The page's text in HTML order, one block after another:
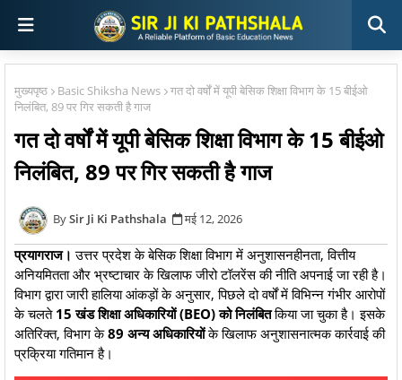
मुख्यपृष्ठ Basic Shiksha News
गत दो वर्षों में यूपी बेसिक शिक्षा विभाग के 15 बीईओ
निलंबित, 89 पर गिर सकती है गाज
गत दो वर्षों में यूपी बेसिक शिक्षा विभाग के 15 बीईओ
निलंबित, 89 पर गिर सकती है गाज
Sir Ji Ki Pathshala मई 12, 2026
प्रयागराज। उत्तर प्रदेश के बेसिक शिक्षा विभाग में अनुशासनहीनता, वित्तीय
अनियमितता और भ्रष्टाचार के खिलाफ जीरो टॉलरेंस की नीति अपनाई जा रही है।
विभाग द्वारा जारी हालिया आंकड़ों के अनुसार, पिछले दो वर्षों में विभिन्न गंभीर आरोपों
के चलते 15 खंड शिक्षा अधिकारियों (BEO) को निलंबितकिया जा चुका है। इसके
अतिरिक्त, विभाग के89 अन्य अधिकारियोंके खिलाफ अनुशासनात्मक कार्रवाई की
प्रक्रिया गतिमान है।